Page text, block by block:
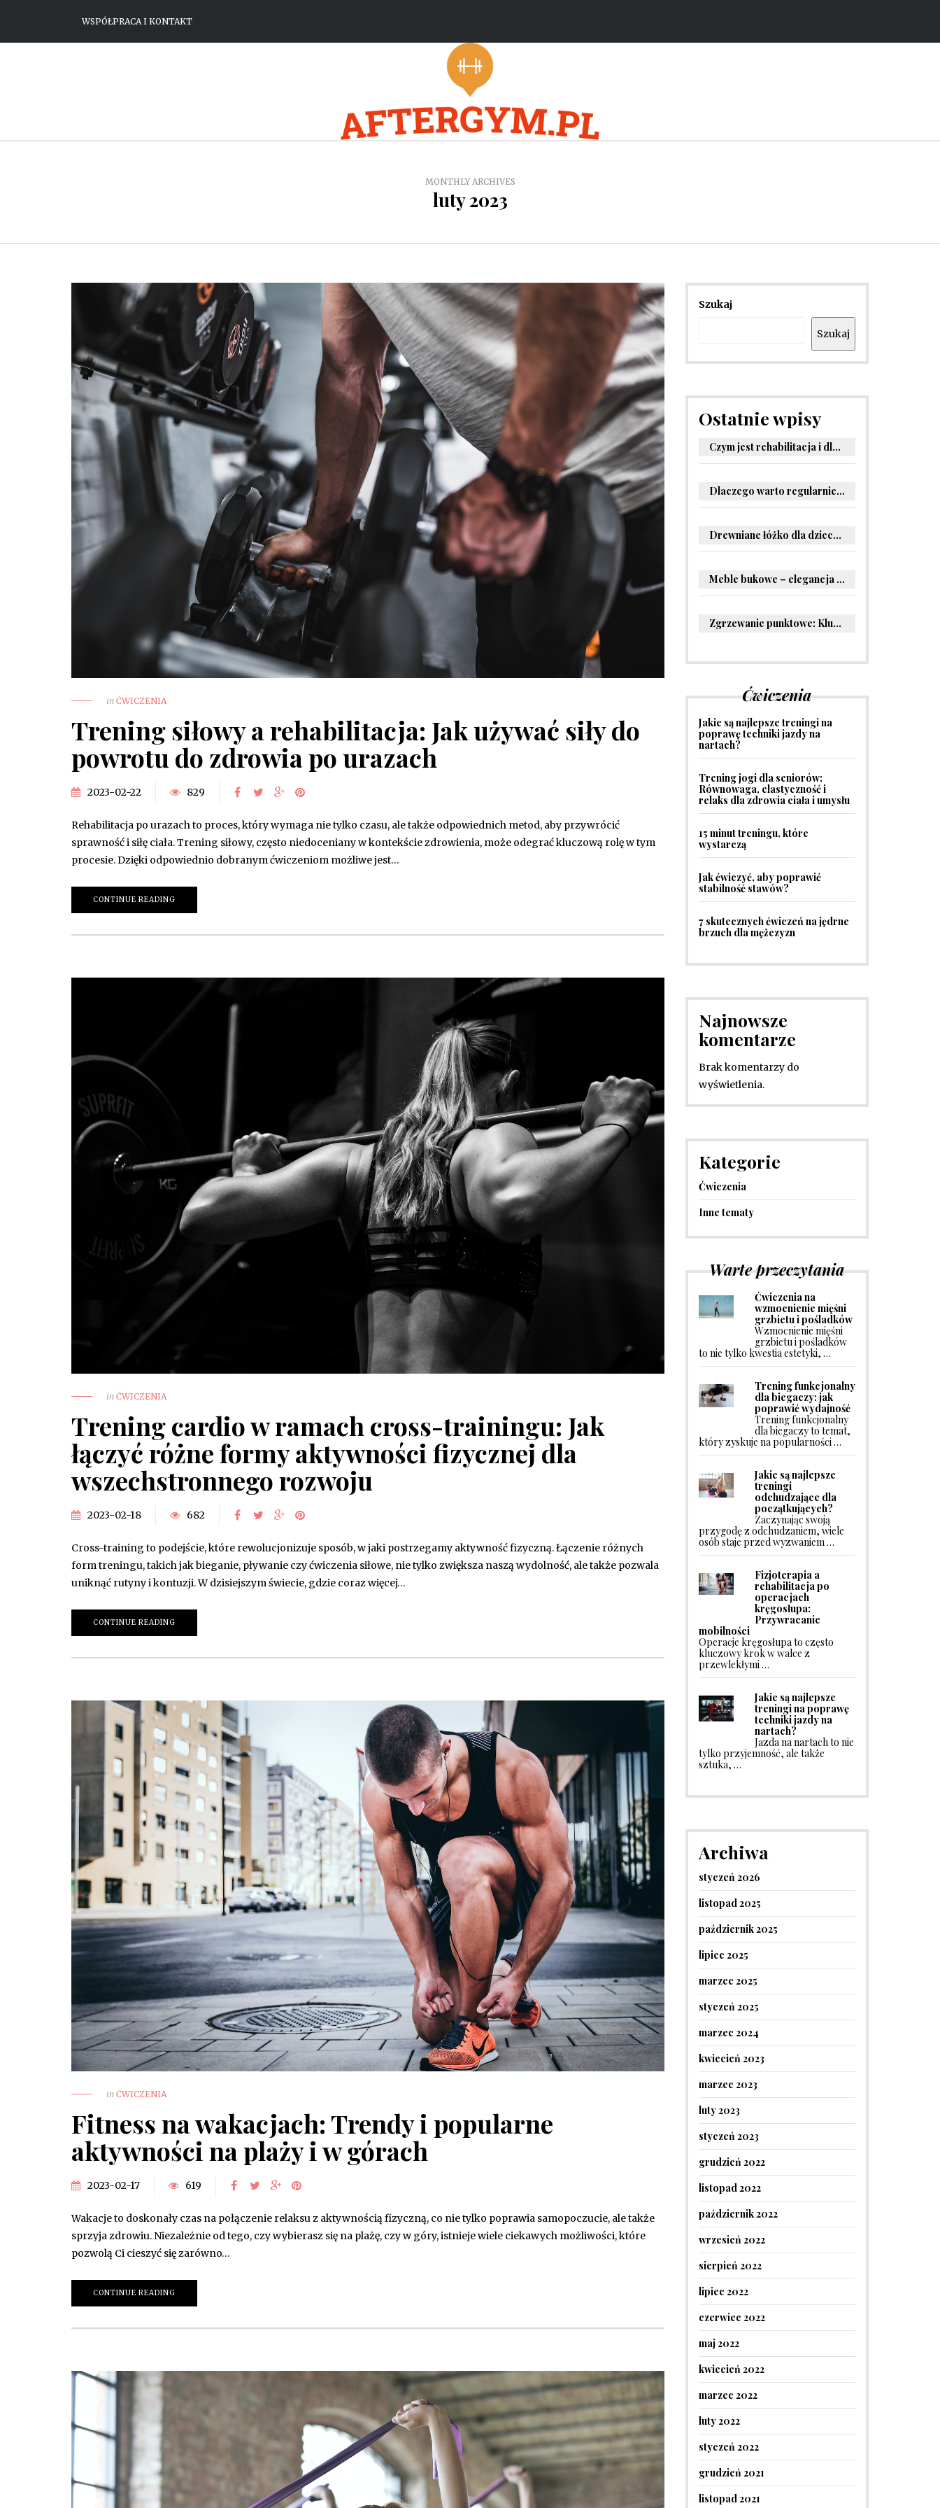
WSPÓŁPRACA I KONTAKT
MONTHLY ARCHIVES
luty 2023
in ĆWICZENIA
Trening siłowy a rehabilitacja: Jak używać siły do
powrotu do zdrowia po urazach
2023-02-22 829
Rehabilitacja po urazach to proces, który wymaga nie tylko czasu, ale także odpowiednich metod, aby przywrócić
sprawność i siłę ciała. Trening siłowy, często niedoceniany w kontekście zdrowienia, może odegrać kluczową rolę w tym
procesie. Dzięki odpowiednio dobranym ćwiczeniom możliwe jest…
CONTINUE READING
in ĆWICZENIA
Trening cardio w ramach cross-trainingu: Jak
łączyć różne formy aktywności fizycznej dla
wszechstronnego rozwoju
2023-02-18 682
Cross-training to podejście, które rewolucjonizuje sposób, w jaki postrzegamy aktywność fizyczną. Łączenie różnych
form treningu, takich jak bieganie, pływanie czy ćwiczenia siłowe, nie tylko zwiększa naszą wydolność, ale także pozwala
uniknąć rutyny i kontuzji. W dzisiejszym świecie, gdzie coraz więcej…
CONTINUE READING
in ĆWICZENIA
Fitness na wakacjach: Trendy i popularne
aktywności na plaży i w górach
2023-02-17 619
Wakacje to doskonały czas na połączenie relaksu z aktywnością fizyczną, co nie tylko poprawia samopoczucie, ale także
sprzyja zdrowiu. Niezależnie od tego, czy wybierasz się na plażę, czy w góry, istnieje wiele ciekawych możliwości, które
pozwolą Ci cieszyć się zarówno…
CONTINUE READING
Szukaj
Szukaj
Ostatnie wpisy
Czym jest rehabilitacja i dlaczego jest kluczowa dla powrotu do zdrowia?
Dlaczego warto regularnie odwiedzać stomatologa?
Drewniane łóżko dla dziecka – oryginalne pomysły na aranżację pokoju malucha
Meble bukowe – elegancja i trwałość w Twoim wnętrzu
Zgrzewanie punktowe: Kluczowe informacje i zastosowania w przemyśle
Ćwiczenia
Jakie są najlepsze treningi na
poprawę techniki jazdy na
nartach?
Trening jogi dla seniorów:
Równowaga, elastyczność i
relaks dla zdrowia ciała i umysłu
15 minut treningu, które
wystarczą
Jak ćwiczyć, aby poprawić
stabilność stawów?
7 skutecznych ćwiczeń na jędrne
brzuch dla mężczyzn
Najnowsze
komentarze
Brak komentarzy do
wyświetlenia.
Kategorie
Ćwiczenia
Inne tematy
Warte przeczytania
Ćwiczenia na
wzmocnienie mięśni
grzbietu i pośladków
Wzmocnienie mięśni
grzbietu i pośladków
to nie tylko kwestia estetyki, …
Trening funkcjonalny
dla biegaczy: jak
poprawić wydajność
Trening funkcjonalny
dla biegaczy to temat,
który zyskuje na popularności …
Jakie są najlepsze
treningi
odchudzające dla
początkujących?
Zaczynając swoją
przygodę z odchudzaniem, wiele
osób staje przed wyzwaniem …
Fizjoterapia a
rehabilitacja po
operacjach
kręgosłupa:
Przywracanie
mobilności
Operacje kręgosłupa to często
kluczowy krok w walce z
przewlekłymi …
Jakie są najlepsze
treningi na poprawę
techniki jazdy na
nartach?
Jazda na nartach to nie
tylko przyjemność, ale także
sztuka, …
Archiwa
styczeń 2026
listopad 2025
październik 2025
lipiec 2025
marzec 2025
styczeń 2025
marzec 2024
kwiecień 2023
marzec 2023
luty 2023
styczeń 2023
grudzień 2022
listopad 2022
październik 2022
wrzesień 2022
sierpień 2022
lipiec 2022
czerwiec 2022
maj 2022
kwiecień 2022
marzec 2022
luty 2022
styczeń 2022
grudzień 2021
listopad 2021